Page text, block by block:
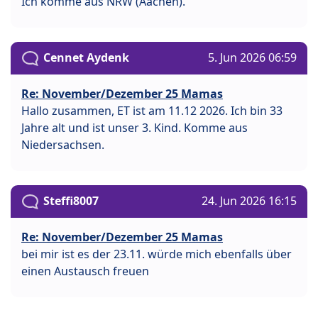
Cennet Aydenk 5. Jun 2026 06:59
Re: November/Dezember 25 Mamas
Hallo zusammen, ET ist am 11.12 2026. Ich bin 33
Jahre alt und ist unser 3. Kind. Komme aus
Niedersachsen.
Steffi8007 24. Jun 2026 16:15
Re: November/Dezember 25 Mamas
bei mir ist es der 23.11. würde mich ebenfalls über
einen Austausch freuen